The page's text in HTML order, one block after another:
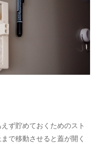
ず貯めておくためのスト
で移動させると蓋が開く